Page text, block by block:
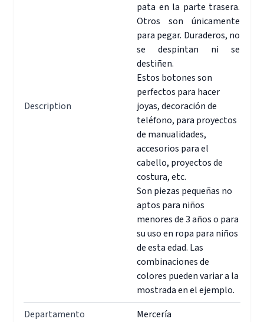
Description
pata en la parte trasera.
Otros son únicamente
para pegar. Duraderos, no
se despintan ni se
destiñen.
Estos botones son
perfectos para hacer
joyas, decoración de
teléfono, para proyectos
de manualidades,
accesorios para el
cabello, proyectos de
costura, etc.
Son piezas pequeñas no
aptos para niños
menores de 3 años o para
su uso en ropa para niños
de esta edad. Las
combinaciones de
colores pueden variar a la
mostrada en el ejemplo.
Departamento
Mercería